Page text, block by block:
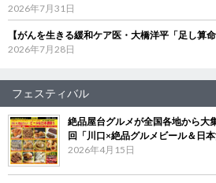
2026年7月31日
【がんを生きる緩和ケア医・大橋洋平「足し算
2026年7月28日
フェスティバル
絶品屋台グルメが全国各地から
回「川口×絶品グルメビール＆日
2026年4月15日